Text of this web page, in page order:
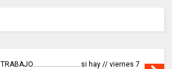
TRABAJO...........................si hay // viernes 7